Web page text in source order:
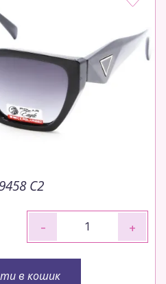
C2
- +
в кошик